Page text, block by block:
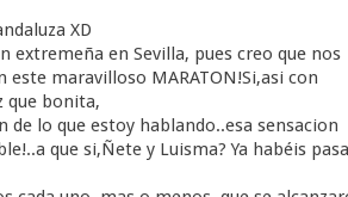
XD
extremeña en Sevilla, pues creo que nos
maravilloso MARATON!Si,asi con
que bonita,
lo que estoy hablando..esa sensacion
que si,Ñete y Luisma? Ya habéis